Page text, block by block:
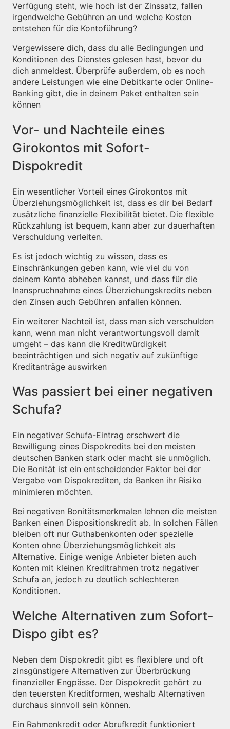
Verfügung steht, wie hoch ist der Zinssatz, fallen
irgendwelche Gebühren an und welche Kosten
entstehen für die Kontoführung?
Vergewissere dich, dass du alle Bedingungen und
Konditionen des Dienstes gelesen hast, bevor du
dich anmeldest. Überprüfe außerdem, ob es noch
andere Leistungen wie eine Debitkarte oder Online-
Banking gibt, die in deinem Paket enthalten sein
können
Vor- und Nachteile eines
Girokontos mit Sofort-
Dispokredit
Ein wesentlicher Vorteil eines Girokontos mit
Überziehungsmöglichkeit ist, dass es dir bei Bedarf
zusätzliche finanzielle Flexibilität bietet. Die flexible
Rückzahlung ist bequem, kann aber zur dauerhaften
Verschuldung verleiten.
Es ist jedoch wichtig zu wissen, dass es
Einschränkungen geben kann, wie viel du von
deinem Konto abheben kannst, und dass für die
Inanspruchnahme eines Überziehungskredits neben
den Zinsen auch Gebühren anfallen können.
Ein weiterer Nachteil ist, dass man sich verschulden
kann, wenn man nicht verantwortungsvoll damit
umgeht – das kann die Kreditwürdigkeit
beeinträchtigen und sich negativ auf zukünftige
Kreditanträge auswirken
Was passiert bei einer negativen
Schufa?
Ein negativer Schufa-Eintrag erschwert die
Bewilligung eines Dispokredits bei den meisten
deutschen Banken stark oder macht sie unmöglich.
Die Bonität ist ein entscheidender Faktor bei der
Vergabe von Dispokrediten, da Banken ihr Risiko
minimieren möchten.
Bei negativen Bonitätsmerkmalen lehnen die meisten
Banken einen Dispositionskredit ab. In solchen Fällen
bleiben oft nur Guthabenkonten oder spezielle
Konten ohne Überziehungsmöglichkeit als
Alternative. Einige wenige Anbieter bieten auch
Konten mit kleinen Kreditrahmen trotz negativer
Schufa an, jedoch zu deutlich schlechteren
Konditionen.
Welche Alternativen zum Sofort-
Dispo gibt es?
Neben dem Dispokredit gibt es flexiblere und oft
zinsgünstigere Alternativen zur Überbrückung
finanzieller Engpässe. Der Dispokredit gehört zu
den teuersten Kreditformen, weshalb Alternativen
durchaus sinnvoll sein können.
Ein Rahmenkredit oder Abrufkredit funktioniert